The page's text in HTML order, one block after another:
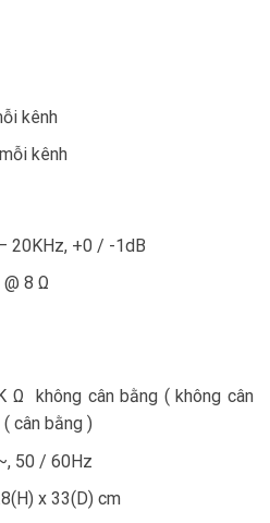
kênh
kênh
20KHz, +0 / -1dB
@ 8 Ω
Ω không cân bằng ( không cân
cân bằng )
50 / 60Hz
x 33(D) cm